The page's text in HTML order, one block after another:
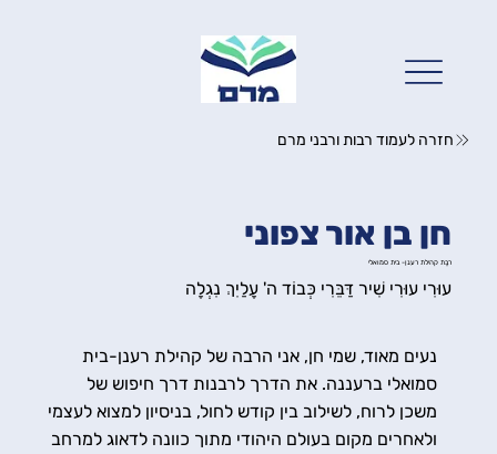
חזרה לעמוד רבות ורבני מרם
חן בן אור צפוני
רבָּת קהילת רענן- בית סמואלי
עוּרִי עוּרִי שִׁיר דַּבֵּרִי כְּבוֹד ה' עָלַיִךְ נִגְלָה
נעים מאוד, שמי חן, אני הרבה של קהילת רענן-בית
סמואלי ברעננה. את הדרך לרבנות דרך חיפוש של
משכן לרוח, לשילוב בין קודש לחול, בניסיון למצוא לעצמי
ולאחרים מקום בעולם היהודי מתוך כוונה לדאוג למרחב